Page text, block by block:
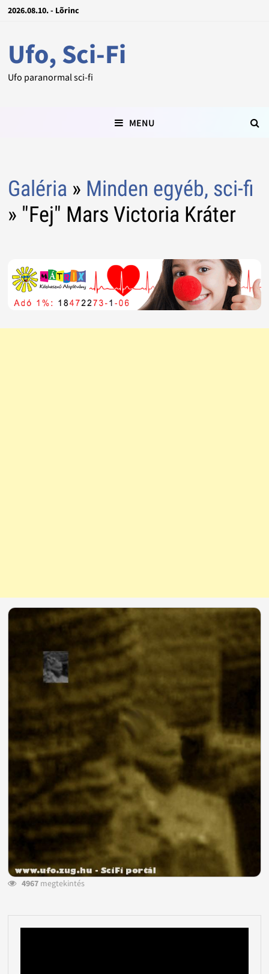
2026.08.10. - Lõrinc
Ufo, Sci-Fi
Ufo paranormal sci-fi
MENU
Galéria » Minden egyéb, sci-fi
» "Fej" Mars Victoria Kráter
4967megtekintés